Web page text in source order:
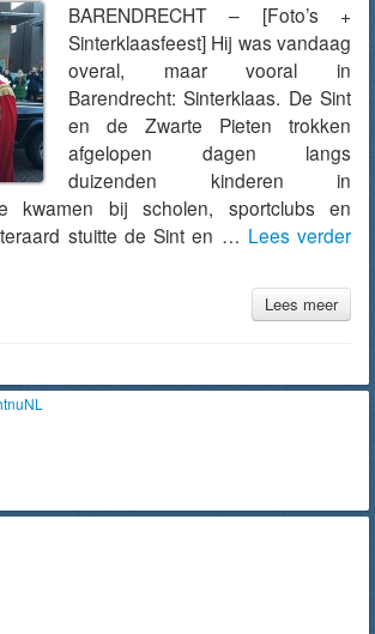
BARENDRECHT – [Foto’s +
Sinterklaasfeest] Hij was vandaag
overal, maar vooral in
Barendrecht: Sinterklaas. De Sint
en de Zwarte Pieten trokken
afgelopen dagen langs
duizenden kinderen in
kwamen bij scholen, sportclubs en
stuitte de Sint en … Lees verder
Lees meer